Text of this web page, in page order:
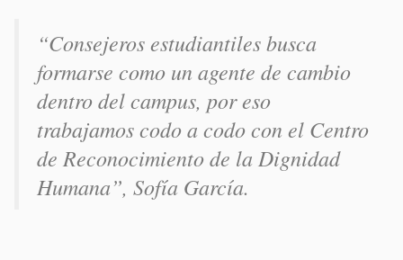
“Consejeros estudiantiles busca
formarse como un agente de cambio
dentro del campus, por eso
trabajamos codo a codo con el Centro
de Reconocimiento de la Dignidad
Humana”, Sofía García.